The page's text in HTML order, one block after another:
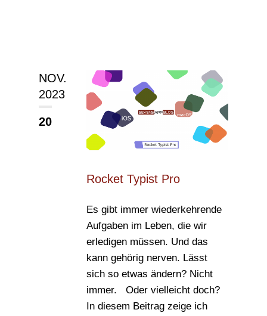
NOV.
2023
20
Rocket Typist Pro
Es gibt immer wiederkehrende
Aufgaben im Leben, die wir
erledigen müssen. Und das
kann gehörig nerven. Lässt
sich so etwas ändern? Nicht
immer. Oder vielleicht doch?
In diesem Beitrag zeige ich